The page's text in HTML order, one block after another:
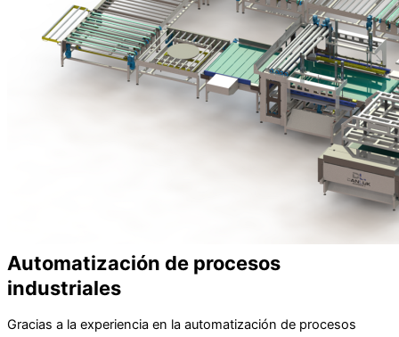
Automatización de procesos
industriales
Gracias a la experiencia en la automatización de procesos